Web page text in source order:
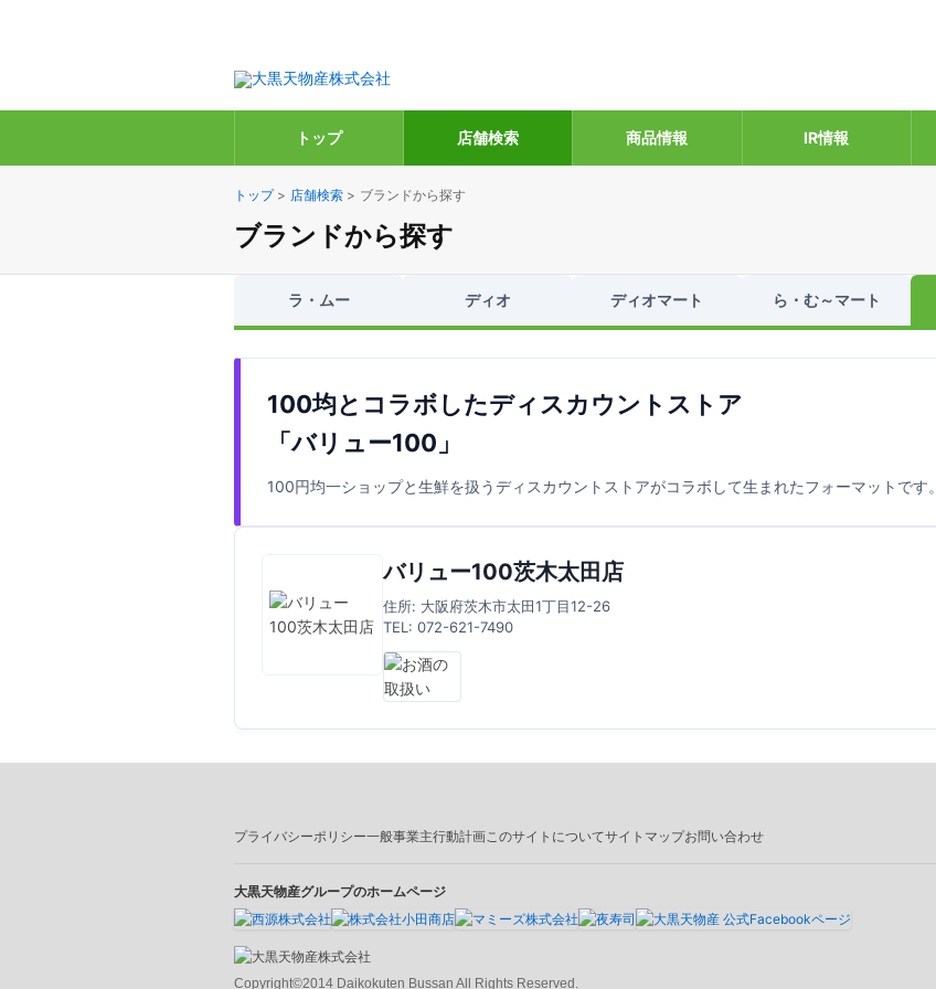
トップ 店舗検索 商品情報 IR情報
トップ> 店舗検索 > ブランドから探す
ブランドから探す
ラ・ムー ディオ ディオマート ら・む～マート
100均とコラボしたディスカウントストア
「バリュー100」
100円均一ショップと生鮮を扱うディスカウントストアがコラボして生まれたフォーマットです。
バリュー100茨木太田店
住所: 大阪府茨木市太田1丁目12-26
TEL: 072-621-7490
プライバシーポリシー一般事業主行動計画このサイトについてサイトマップお問い合わせ
大黒天物産グループのホームページ
Copyright©2014 Daikokuten Bussan All Rights Reserved.